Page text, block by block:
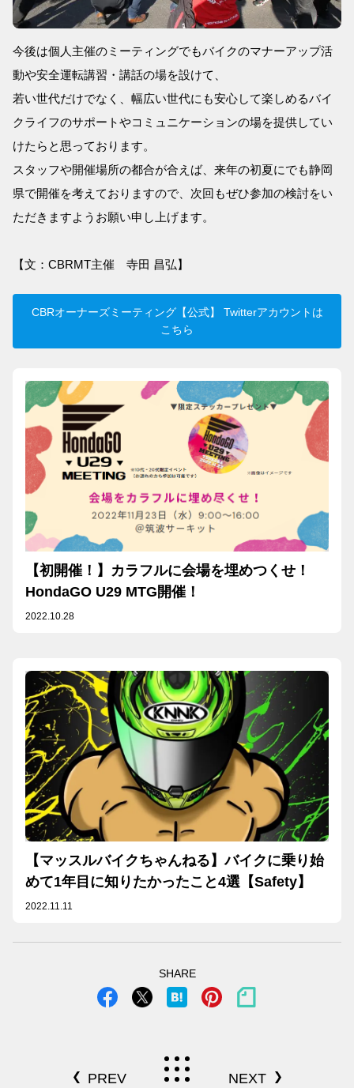
今後は個人主催のミーティングでもバイクのマナーアップ活
動や安全運転講習・講話の場を設けて、
若い世代だけでなく、幅広い世代にも安心して楽しめるバイ
クライフのサポートやコミュニケーションの場を提供してい
けたらと思っております。
スタッフや開催場所の都合が合えば、来年の初夏にでも静岡
県で開催を考えておりますので、次回もぜひ参加の検討をい
ただきますようお願い申し上げます。
【文：CBRMT主催 寺田 昌弘】
CBRオーナーズミーティング【公式】 Twitterアカウントは
こちら
【初開催！】カラフルに会場を埋めつくせ！
HondaGO U29 MTG開催！
2022.10.28
【マッスルバイクちゃんねる】バイクに乗り始
めて1年目に知りたかったこと4選【Safety】
2022.11.11
SHARE